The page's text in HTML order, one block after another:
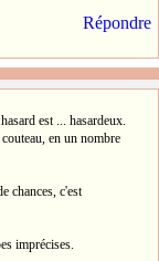
Répondre
est ... hasardeux.
en un nombre
chances, c'est
imprécises.